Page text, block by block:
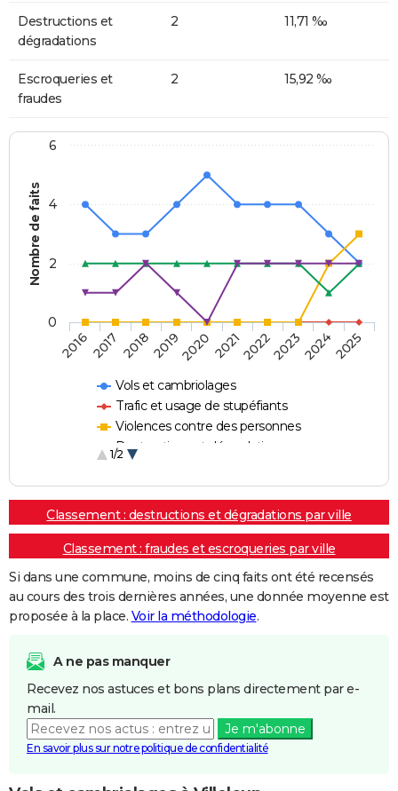
Destructions et
dégradations
2 11,71 ‰
Escroqueries et
fraudes
2 15,92 ‰
Nombre de faits
Vols et cambriolages
Trafic et usage de stupéfiants
Violences contre des personnes
Destructions et dégradations
1/2
20162017 20182019202020212022202320242025
0
2
4
6
Classement : destructions et dégradations par ville
Classement : fraudes et escroqueries par ville
Si dans une commune, moins de cinq faits ont été recensés
au cours des trois dernières années, une donnée moyenne est
proposée à la place. Voir la méthodologie.
A ne pas manquer
Recevez nos astuces et bons plans directement par e-
mail.
Je m'abonne
En savoir plus sur notre politique de confidentialité